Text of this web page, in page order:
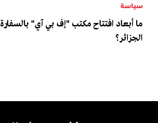
سياسة
ما أبعاد افتتاح مكتب "إف بي آي" بالسفارة
الجزائر؟